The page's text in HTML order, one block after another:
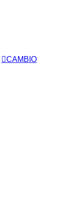
CAMBIO